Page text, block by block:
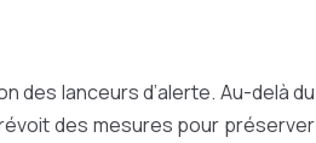
des lanceurs d’alerte. Au-delà du
des mesures pour préserver